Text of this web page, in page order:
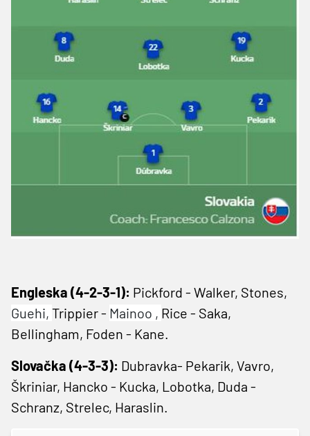
Engleska (4-2-3-1): Pickford - Walker, Stones,
Guehi, Trippier - Mainoo , Rice - Saka,
Bellingham, Foden - Kane.
Slovačka (4-3-3): Dubravka- Pekarik, Vavro,
Škriniar, Hancko - Kucka, Lobotka, Duda -
Schranz, Strelec, Haraslin.